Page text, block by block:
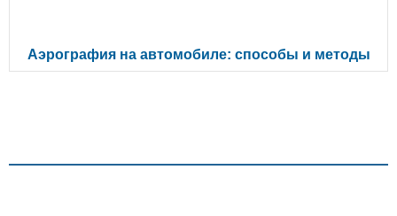
Аэрография на автомобиле: способы и методы